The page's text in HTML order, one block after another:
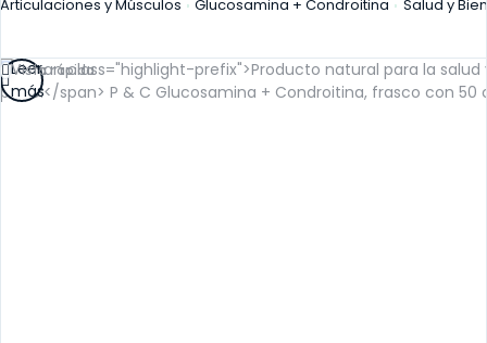
Articulaciones y Músculos Glucosamina + Condroitina Salud y
Vista rápida
Leer
más